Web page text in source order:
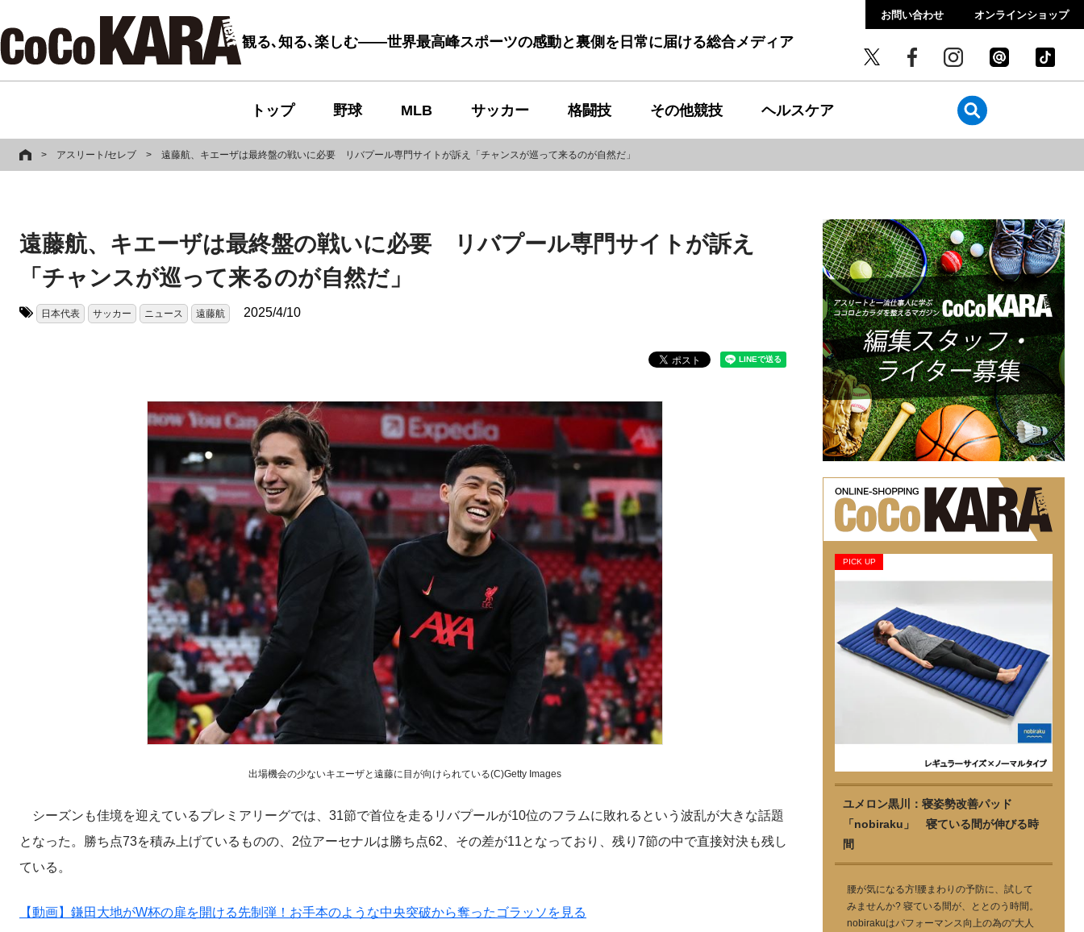
観る､知る､楽しむ――世界最高峰スポーツの感動と裏側を日常に届ける総合メディア
お問い合わせ オンラインショップ
トップ 野球 MLB サッカー 格闘技 その他競技 ヘルスケア
> アスリート/セレブ > 遠藤航、キエーザは最終盤の戦いに必要 リバプール専門サイトが訴え「チャンスが巡って来るのが自然だ」
遠藤航、キエーザは最終盤の戦いに必要 リバプール専門サイトが訴え
「チャンスが巡って来るのが自然だ」
日本代表 サッカー ニュース 遠藤航 2025/4/10
出場機会の少ないキエーザと遠藤に目が向けられている(C)Getty Images
シーズンも佳境を迎えているプレミアリーグでは、31節で首位を走るリバプールが10位のフラムに敗れるという波乱が大きな話題
となった。勝ち点73を積み上げているものの、2位アーセナルは勝ち点62、その差が11となっており、残り7節の中で直接対決も残し
ている。
【動画】鎌田大地がW杯の扉を開ける先制弾！お手本のような中央突破から奪ったゴラッソを見る
PICK UP
ユメロン黒川：寝姿勢改善パッド
「nobiraku」 寝ている間が伸びる時
間
腰が気になる方!腰まわりの予防に、試して
みませんか? 寝ている間が、ととのう時間。
nobirakuはパフォーマンス向上の為の“大人